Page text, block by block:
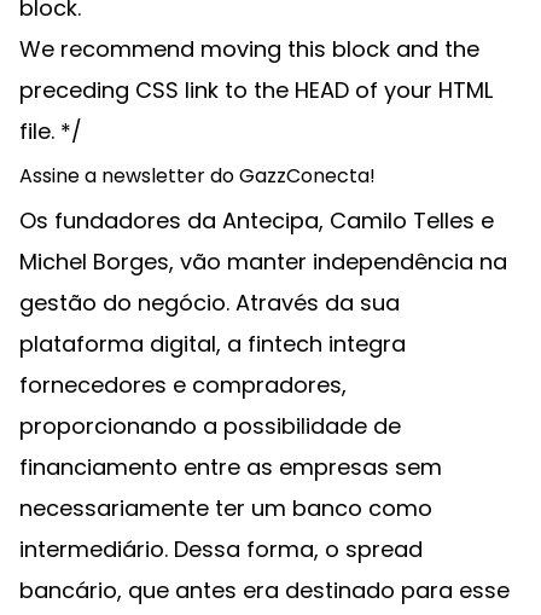
block.
We recommend moving this block and the
preceding CSS link to the HEAD of your HTML
file. */
Assine a newsletter do GazzConecta!
Os fundadores da Antecipa, Camilo Telles e
Michel Borges, vão manter independência na
gestão do negócio. Através da sua
plataforma digital, a fintech integra
fornecedores e compradores,
proporcionando a possibilidade de
financiamento entre as empresas sem
necessariamente ter um banco como
intermediário. Dessa forma, o spread
bancário, que antes era destinado para esse